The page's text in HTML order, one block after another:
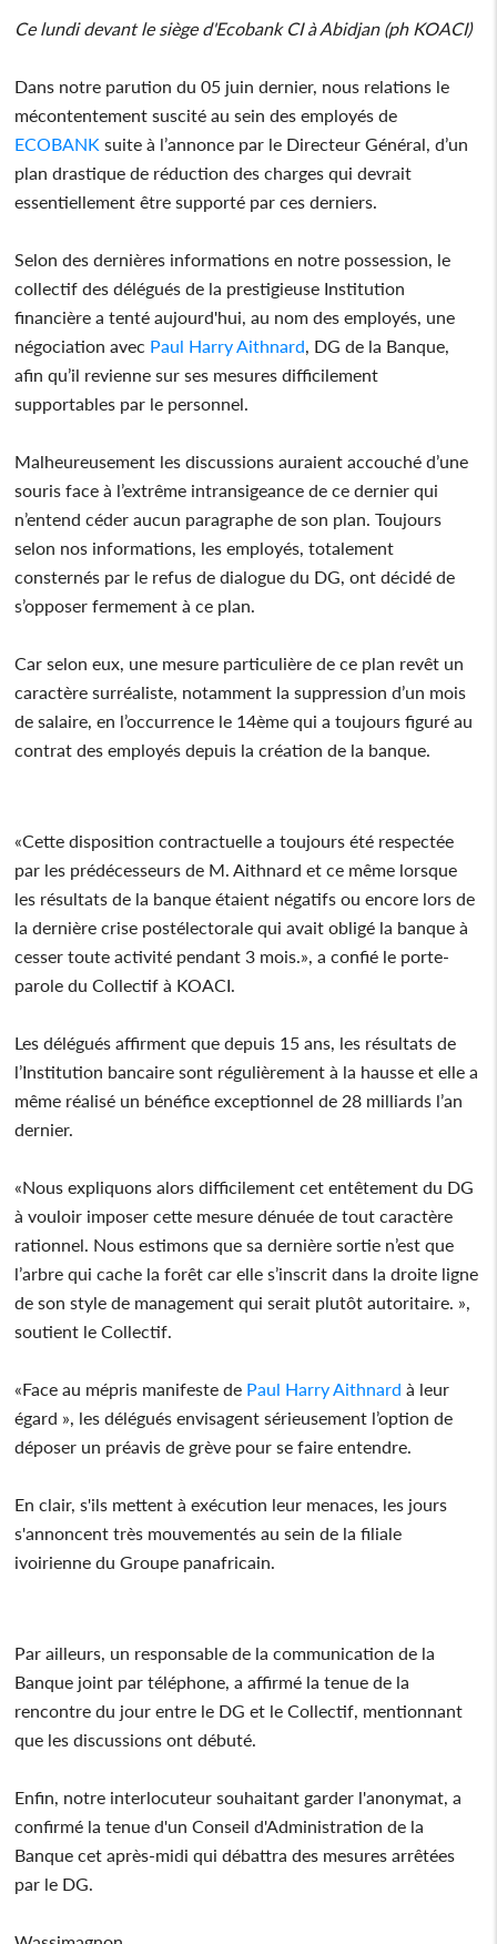
Ce lundi devant le siège d'Ecobank CI à Abidjan (ph KOACI)
Dans notre parution du 05 juin dernier, nous relations le
mécontentement suscité au sein des employés de
ECOBANK suite à l’annonce par le Directeur Général, d’un
plan drastique de réduction des charges qui devrait
essentiellement être supporté par ces derniers.
Selon des dernières informations en notre possession, le
collectif des délégués de la prestigieuse Institution
financière a tenté aujourd'hui, au nom des employés, une
négociation avec Paul Harry Aithnard , DG de la Banque,
afin qu’il revienne sur ses mesures difficilement
supportables par le personnel.
Malheureusement les discussions auraient accouché d’une
souris face à l’extrême intransigeance de ce dernier qui
n’entend céder aucun paragraphe de son plan. Toujours
selon nos informations, les employés, totalement
consternés par le refus de dialogue du DG, ont décidé de
s’opposer fermement à ce plan.
Car selon eux, une mesure particulière de ce plan revêt un
caractère surréaliste, notamment la suppression d’un mois
de salaire, en l’occurrence le 14ème qui a toujours figuré au
contrat des employés depuis la création de la banque.
«Cette disposition contractuelle a toujours été respectée
par les prédécesseurs de M. Aithnard et ce même lorsque
les résultats de la banque étaient négatifs ou encore lors de
la dernière crise postélectorale qui avait obligé la banque à
cesser toute activité pendant 3 mois.», a confié le porte-
parole du Collectif à KOACI.
Les délégués affirment que depuis 15 ans, les résultats de
l’Institution bancaire sont régulièrement à la hausse et elle a
même réalisé un bénéfice exceptionnel de 28 milliards l’an
dernier.
«Nous expliquons alors difficilement cet entêtement du DG
à vouloir imposer cette mesure dénuée de tout caractère
rationnel. Nous estimons que sa dernière sortie n’est que
l’arbre qui cache la forêt car elle s’inscrit dans la droite ligne
de son style de management qui serait plutôt autoritaire. »,
soutient le Collectif.
«Face au mépris manifeste de Paul Harry Aithnard à leur
égard », les délégués envisagent sérieusement l’option de
déposer un préavis de grève pour se faire entendre.
En clair, s'ils mettent à exécution leur menaces, les jours
s'annoncent très mouvementés au sein de la filiale
ivoirienne du Groupe panafricain.
Par ailleurs, un responsable de la communication de la
Banque joint par téléphone, a affirmé la tenue de la
rencontre du jour entre le DG et le Collectif, mentionnant
que les discussions ont débuté.
Enfin, notre interlocuteur souhaitant garder l'anonymat, a
confirmé la tenue d'un Conseil d'Administration de la
Banque cet après-midi qui débattra des mesures arrêtées
par le DG.